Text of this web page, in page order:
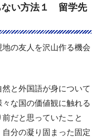
ない方法１ 留学先
の友人を沢山作る機会
と外国語が身について
な国の価値観に触れる
だと思っていたこと
分の凝り固まった固定